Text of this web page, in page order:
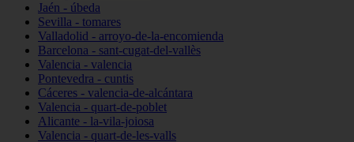
Jaén - úbeda
Sevilla - tomares
Valladolid - arroyo-de-la-encomienda
Barcelona - sant-cugat-del-vallès
Valencia - valencia
Pontevedra - cuntis
Cáceres - valencia-de-alcántara
Valencia - quart-de-poblet
Alicante - la-vila-joiosa
Valencia - quart-de-les-valls